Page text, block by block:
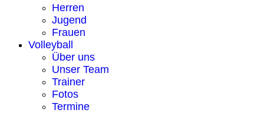
Herren
Jugend
Frauen
Volleyball
Über uns
Unser Team
Trainer
Fotos
Termine